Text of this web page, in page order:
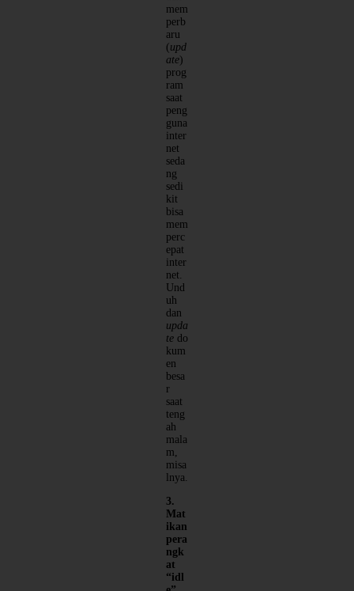
mem
perb
aru
(upd
ate)
prog
ram
saat
peng
guna
inter
net
seda
ng
sedi
kit
bisa
mem
perc
epat
inter
net.
Und
uh
dan
upda
te do
kum
en
besa
r
saat
teng
ah
mala
m,
misa
lnya.
3.
Mat
ikan
pera
ngk
at
“idl